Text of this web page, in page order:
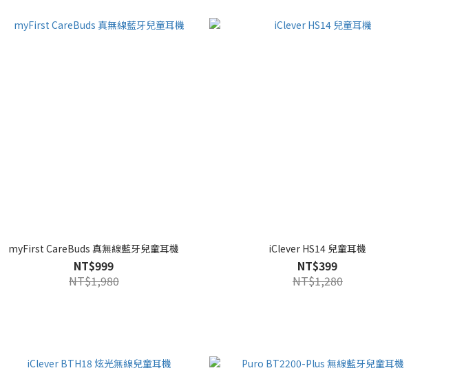
myFirst CareBuds 真無線藍牙兒童耳機
NT$999
NT$1,980
iClever HS14 兒童耳機
NT$399
NT$1,280